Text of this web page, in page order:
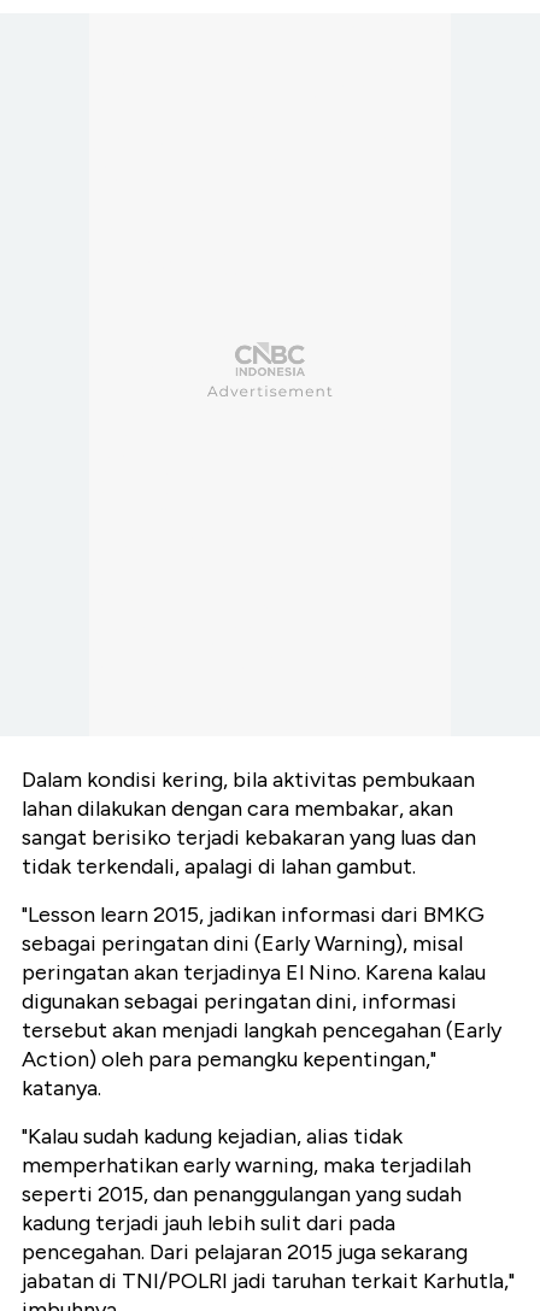
Dalam kondisi kering, bila aktivitas pembukaan
lahan dilakukan dengan cara membakar, akan
sangat berisiko terjadi kebakaran yang luas dan
tidak terkendali, apalagi di lahan gambut.
"Lesson learn 2015, jadikan informasi dari BMKG
sebagai peringatan dini (Early Warning), misal
peringatan akan terjadinya El Nino. Karena kalau
digunakan sebagai peringatan dini, informasi
tersebut akan menjadi langkah pencegahan (Early
Action) oleh para pemangku kepentingan,"
katanya.
"Kalau sudah kadung kejadian, alias tidak
memperhatikan early warning, maka terjadilah
seperti 2015, dan penanggulangan yang sudah
kadung terjadi jauh lebih sulit dari pada
pencegahan. Dari pelajaran 2015 juga sekarang
jabatan di TNI/POLRI jadi taruhan terkait Karhutla,"